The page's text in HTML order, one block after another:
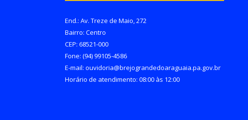
End.: Av. Treze de Maio, 272
Bairro: Centro
CEP: 68521-000
Fone: (94) 99105-4586
E-mail: ouvidoria@brejograndedoaraguaia.pa.gov.br
Horário de atendimento: 08:00 às 12:00